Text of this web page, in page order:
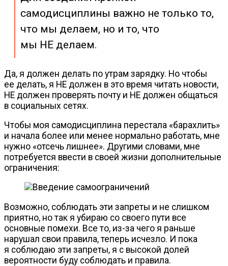
самодисциплины важно не только то,
что мы делаем, но и то, что
мы НЕ делаем.
Да, я должен делать по утрам зарядку. Но чтобы
ее делать, я НЕ должен в это время читать новости,
НЕ должен проверять почту и НЕ должен общаться
в социальных сетях.
Чтобы моя самодисциплина перестала «барахлить»
и начала более или менее нормально работать, мне
нужно «отсечь лишнее». Другими словами, мне
потребуется ввести в своей жизни дополнительные
ограничения:
Возможно, соблюдать эти запреты и не слишком
приятно, но так я убираю со своего пути все
основные помехи. Все то, из-за чего я раньше
нарушал свои правила, теперь исчезло. И пока
я соблюдаю эти запреты, я с высокой долей
вероятности буду соблюдать и правила.